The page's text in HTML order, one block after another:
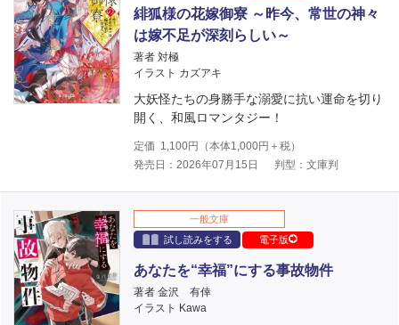
緋狐様の花嫁御寮 ～昨今、常世の神々
は嫁不足が深刻らしい～
著者 対極
イラスト カズアキ
大妖怪たちの身勝手な溺愛に抗い運命を切り
開く、和風ロマンタジー！
定価 1,100円（本体1,000円＋税）
発売日：2026年07月15日
判型：文庫判
一般文庫
試し読みをする
電子版
あなたを“幸福”にする事故物件
著者 金沢 有倖
イラスト Kawa